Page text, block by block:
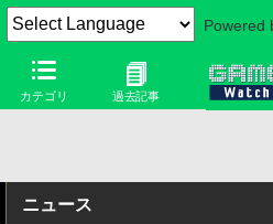
Powered
カテゴリ 過去記事
ニュース